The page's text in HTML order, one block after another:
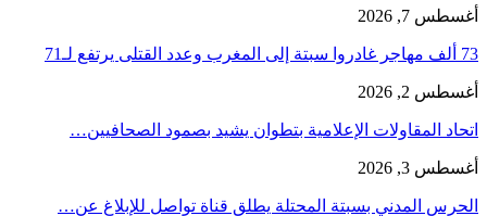
أغسطس 7, 2026
73 ألف مهاجر غادروا سبتة إلى المغرب وعدد القتلى يرتفع لـ71
أغسطس 2, 2026
اتحاد المقاولات الإعلامية بتطوان يشيد بصمود الصحافيين…
أغسطس 3, 2026
الحرس المدني بسبتة المحتلة يطلق قناة تواصل للإبلاغ عن…